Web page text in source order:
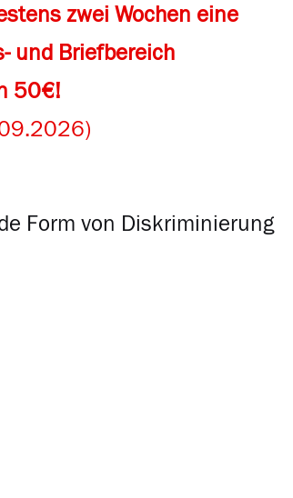
zwei Wochen eine
und Briefbereich
50€!
Form von Diskriminierung